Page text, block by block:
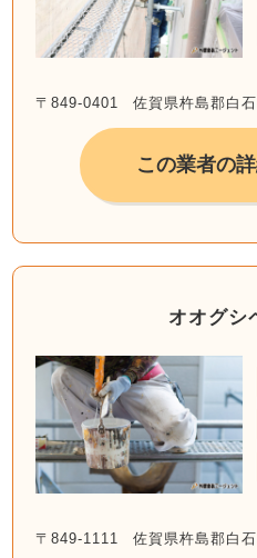
〒849-0401 佐賀県杵島郡白石
この業者の
オオグシ
〒849-1111 佐賀県杵島郡白